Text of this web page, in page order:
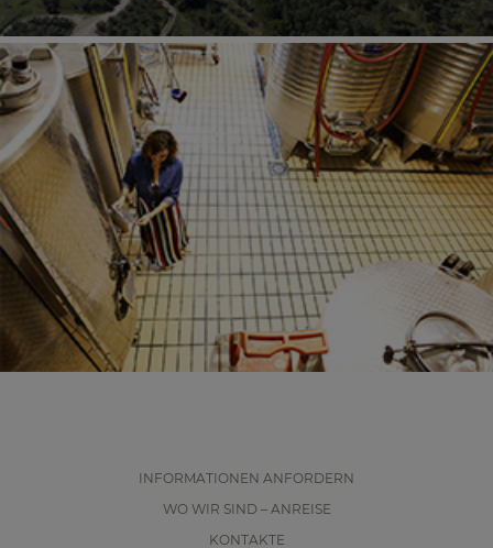
INFORMATIONEN ANFORDERN
WO WIR SIND – ANREISE
KONTAKTE